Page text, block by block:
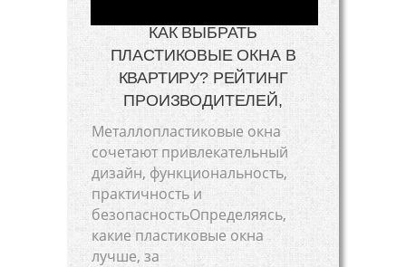
КАК ВЫБРАТЬ
ПЛАСТИКОВЫЕ ОКНА В
КВАРТИРУ? РЕЙТИНГ
ПРОИЗВОДИТЕЛЕЙ,
Металлопластиковые окна
сочетают привлекательный
дизайн, функциональность,
практичность и
безопасностьОпределяясь,
какие пластиковые окна
лучше, за